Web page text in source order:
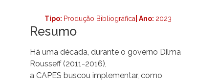
Tipo: Produção Bibliográfica | Ano: 2023
Resumo
Há uma década, durante o governo Dilma
Rousseff (2011-2016),
a CAPES buscou implementar, como